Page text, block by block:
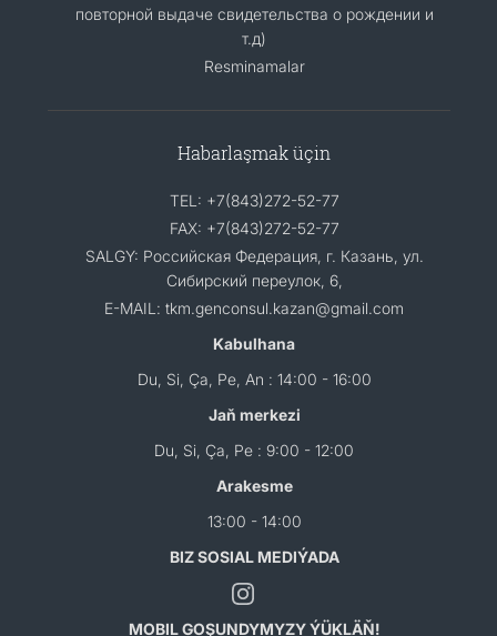
повторной выдаче свидетельства о рождении и
т.д)
Resminamalar
Habarlaşmak üçin
TEL: +7(843)272-52-77
FAX: +7(843)272-52-77
SALGY: Российская Федерация, г. Казань, ул.
Сибирский переулок, 6,
E-MAIL: tkm.genconsul.kazan@gmail.com
Kabulhana
Du, Si, Ça, Pe, An : 14:00 - 16:00
Jaň merkezi
Du, Si, Ça, Pe : 9:00 - 12:00
Arakesme
13:00 - 14:00
BIZ SOSIAL MEDIÝADA
MOBIL GOŞUNDYMYZY ÝÜKLÄŇ!